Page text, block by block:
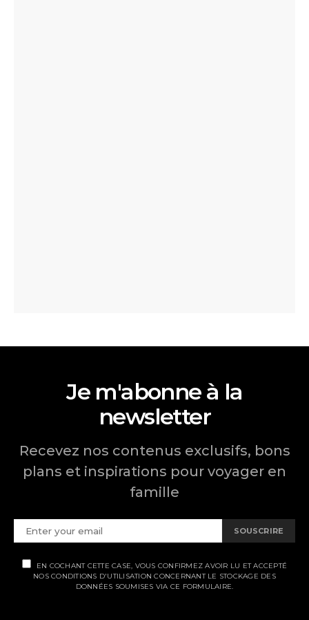
Je m'abonne à la
newsletter
Recevez nos contenus exclusifs, bons
plans et inspirations pour voyager en
famille
SOUSCRIRE
EN COCHANT CETTE CASE, VOUS CONFIRMEZ AVOIR LU ET ACCEPTÉ
NOS CONDITIONS D'UTILISATION CONCERNANT LE STOCKAGE DES
DONNÉES SOUMISES VIA CE FORMULAIRE.